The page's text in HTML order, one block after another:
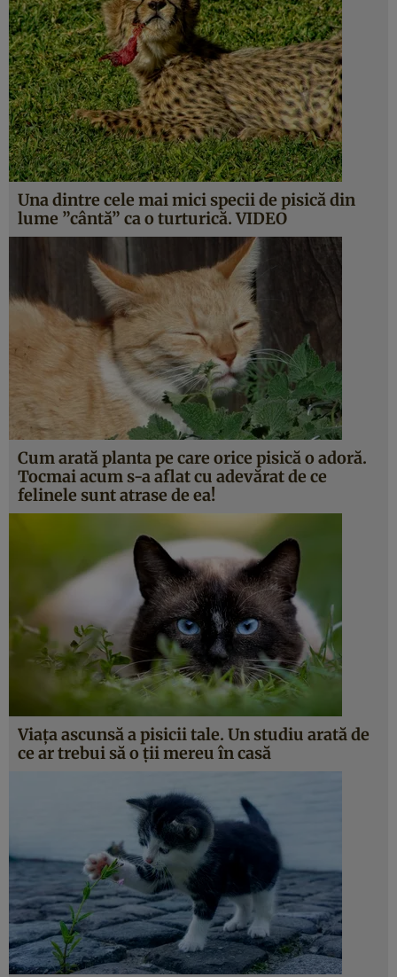
Una dintre cele mai mici specii de pisică din
lume ”cântă” ca o turturică. VIDEO
Cum arată planta pe care orice pisică o adoră.
Tocmai acum s-a aflat cu adevărat de ce
felinele sunt atrase de ea!
Viaţa ascunsă a pisicii tale. Un studiu arată de
ce ar trebui să o ţii mereu în casă